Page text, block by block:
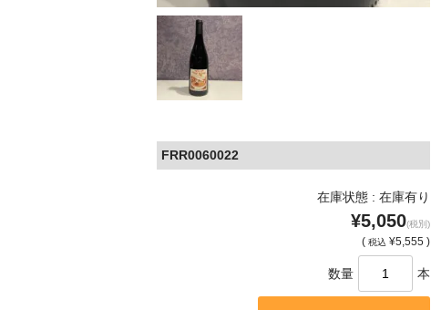
FRR0060022
在庫状態 : 在庫有り
¥5,050(税別)
( 税込 ¥5,555 )
数量 本